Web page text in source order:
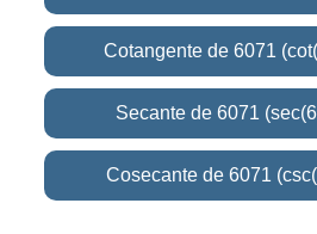
Cotangente de 6071
Secante de 6071
Cosecante de 6071